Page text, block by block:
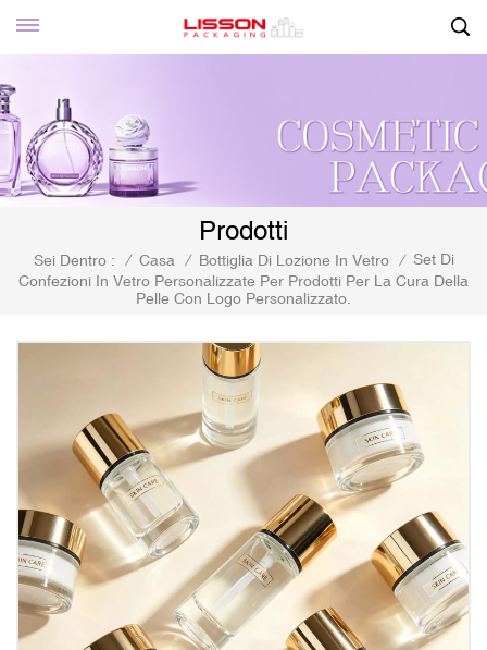
Prodotti
Sei Dentro : / Casa / Bottiglia Di Lozione In Vetro / Set Di
Confezioni In Vetro Personalizzate Per Prodotti Per La Cura Della
Pelle Con Logo Personalizzato.